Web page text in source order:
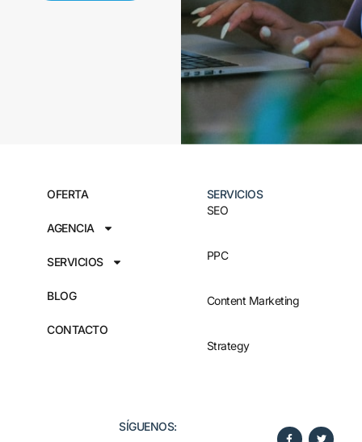
OFERTA
AGENCIA
SERVICIOS
BLOG
CONTACTO
SERVICIOS
SEO
PPC
Content Marketing
Strategy
SÍGUENOS:​